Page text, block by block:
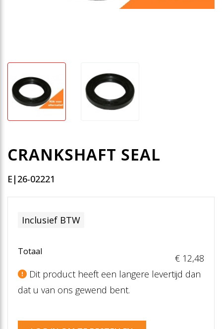
CRANKSHAFT SEAL
E|26-02221
Inclusief BTW
Totaal
€ 12,48
Dit product heeft een langere levertijd dan
dat u van ons gewend bent.